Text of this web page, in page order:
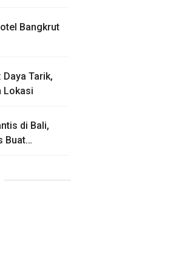
Bangkrut
Tarik,
Lokasi
di Bali,
Buat